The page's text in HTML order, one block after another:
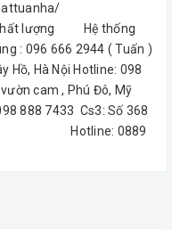
chất lượng Hệ thống
: 096 666 2944 ( Tuấn )
Hồ, Hà Nội Hotline: 098
cam , Phú Đô, Mỹ
888 7433 Cs3: Số 368
Hotline: 0889